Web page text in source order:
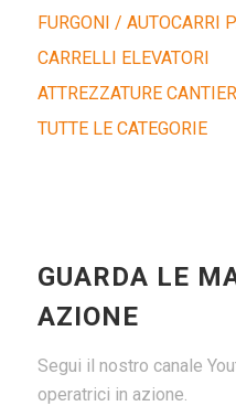
FURGONI / AUTOCARRI
CARRELLI ELEVATORI
ATTREZZATURE
TUTTE LE CATEGORIE
GUARDA LE
AZIONE
Segui il nostro canale
operatrici in azione.